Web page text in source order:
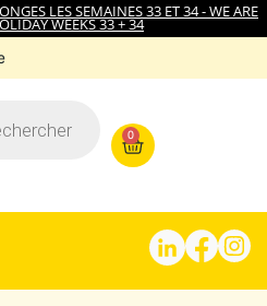
LES SEMAINES 33 ET 34 - WE ARE
WEEKS 33 + 34
0